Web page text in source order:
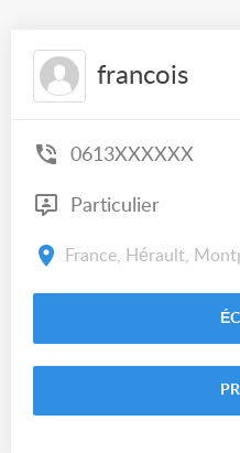
francois
0613XXXXXX
Particulier
France, Hérault,